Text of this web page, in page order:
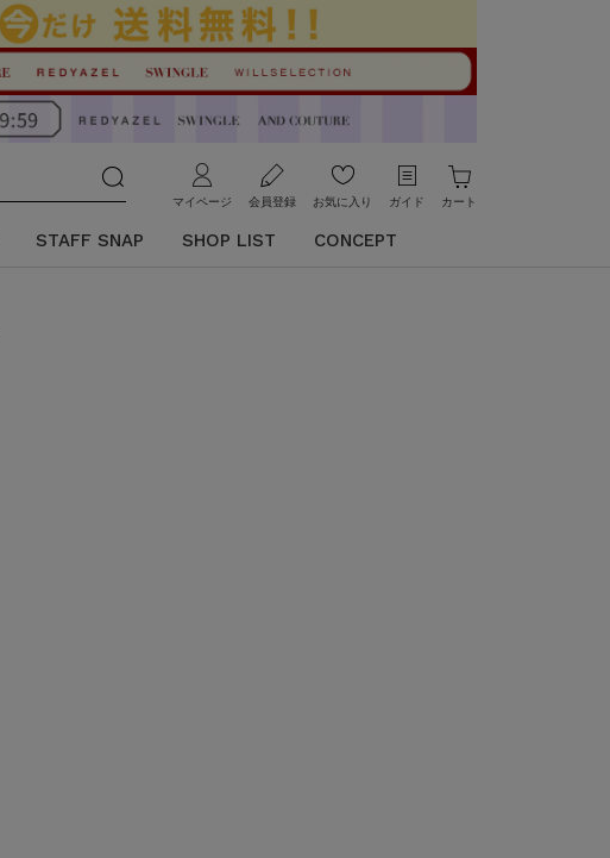
マイページ 会員登録 お気に入り ガイド カート
STAFF SNAP SHOP LIST CONCEPT